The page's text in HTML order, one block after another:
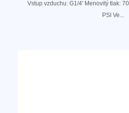
Vstup vzduchu: G1/4' Menovitý tlak:
PSI Ve...